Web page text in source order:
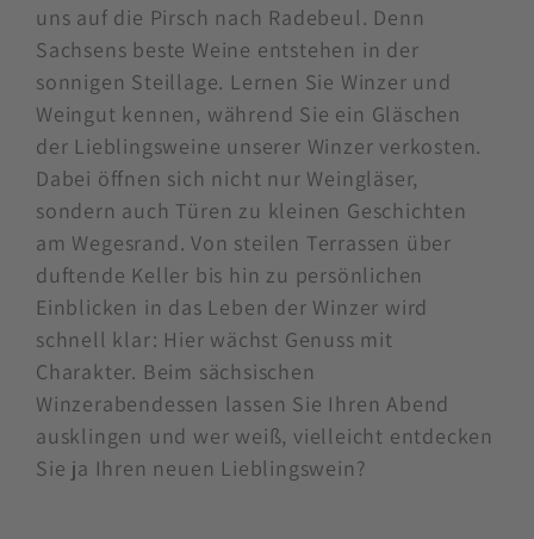
uns auf die Pirsch nach Radebeul. Denn
Sachsens beste Weine entstehen in der
sonnigen Steillage. Lernen Sie Winzer und
Weingut kennen, während Sie ein Gläschen
der Lieblingsweine unserer Winzer verkosten.
Dabei öffnen sich nicht nur Weingläser,
sondern auch Türen zu kleinen Geschichten
am Wegesrand. Von steilen Terrassen über
duftende Keller bis hin zu persönlichen
Einblicken in das Leben der Winzer wird
schnell klar: Hier wächst Genuss mit
Charakter. Beim sächsischen
Winzerabendessen lassen Sie Ihren Abend
ausklingen und wer weiß, vielleicht entdecken
Sie ja Ihren neuen Lieblingswein?